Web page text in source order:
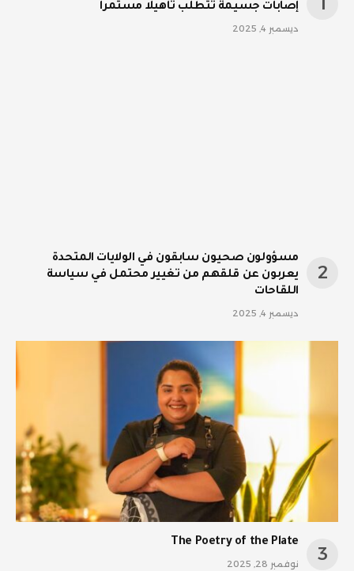
إصابات جسيمة تتطلب تأهيلا مستمرا
ديسمبر 4, 2025
مسؤولون صحيون سابقون في الولايات المتحدة
يعربون عن قلقهم من تغيير محتمل في سياسة
اللقاحات
ديسمبر 4, 2025
The Poetry of the Plate
نوفمبر 28, 2025